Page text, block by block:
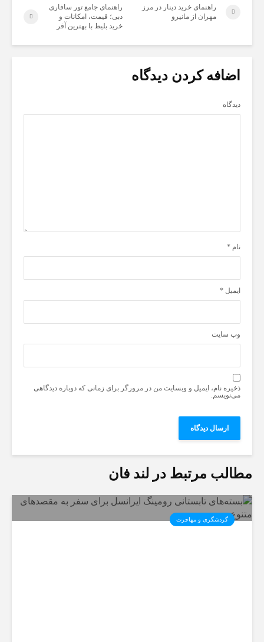
راهنمای خرید دینار در مرز
مهران از مانیرو
راهنمای جامع تور سافاری
دبی؛ قیمت، امکانات و
خرید بلیط با بهترین آفر
اضافه کردن دیدگاه
دیدگاه
نام *
ایمیل *
وب‌ سایت
ذخیره نام، ایمیل و وبسایت من در مرورگر برای زمانی که دوباره دیدگاهی
می‌نویسم.
مطالب مرتبط در لند فان
گردشگری و مهاجرت